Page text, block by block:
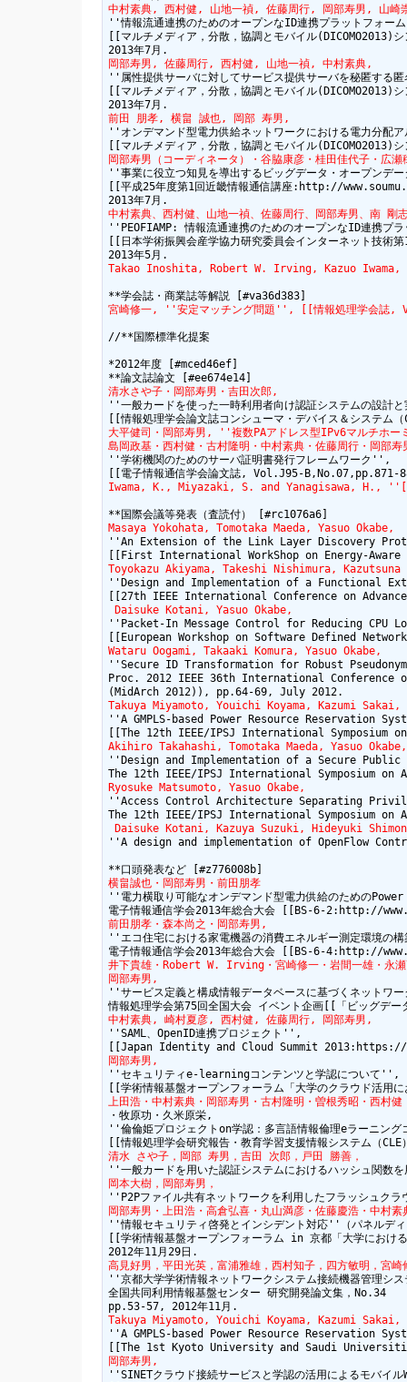
中村素典, 西村健, 山地一禎, 佐藤周行, 岡部寿男, 山崎
''情報流通連携のためのオープンなID連携プラットフォー
[[マルチメディア，分散，協調とモバイル
岡部寿男, 佐藤周行, 西村健, 山地一禎, 中村素典,
''属性提供サーバに対してサービス提供サーバを秘匿する
[[マルチメディア，分散，協調とモバイル
前田 朋孝, 横畠 誠也, 岡部 寿男,
''オンデマンド型電力供給ネットワークにおける電力分配
岡部寿男（コーディネータ）・谷脇康彦・桂田佳代子・広
''事業に役立つ知見を導出するビッグデータ・オープンデ
[[平成25年度第1回近畿情報通信講座:http://
中村素典、西村健、山地一禎、佐藤周行、岡部寿男、南 剛
''PEOFIAMP: 情報流通連携のためのオープンなID連携プ
[[日本学術振興会産学協力研究委員会インターネッ
Takao Inoshita, Robert W. Irving, Kazuo
宮崎修一, ''安定マッチング問題'', [[情報処理学会
//**国際標準化提案
*2012年度 [#mced46ef]
清水さや子・岡部寿男・吉田次郎,
''一般カードを使った一時利用者向け認証システムの設計
大平健司・岡部寿男, ''複数PAアドレス型IPv6マルチホ
島岡政基・西村健・古村隆明・中村素典・佐藤周行・岡部
''学術機関のためのサーバ証明書発行フレームワーク'',
Iwama, K., Miyazaki, S. and Yanagisawa, H.,
Masaya Yokohata, Tomotaka Maeda, Yasuo Okabe,
''An Extension of the Link Layer Discovery
Toyokazu Akiyama, Takeshi Nishimura,
''Design and Implementation of a Functional
Daisuke Kotani, Yasuo Okabe,
''Packet-In Message Control for Reducing CPU
Wataru Oogami, Takaaki Komura, Yasuo Okabe,
''Secure ID Transformation for Robust
Proc. 2012 IEEE 36th International Conference
Takuya Miyamoto, Youichi Koyama, Kazumi Sakai,
''A GMPLS-based Power Resource Reservation
Akihiro Takahashi, Tomotaka Maeda, Yasuo Okabe,
''Design and Implementation of a Secure
Ryosuke Matsumoto, Yasuo Okabe,
''Access Control Architecture Separating
Daisuke Kotani, Kazuya Suzuki, Hideyuki
''A design and implementation of OpenFlow
横畠誠也・岡部寿男・前田朋孝
''電力横取り可能なオンデマンド型電力供給のための
前田朋孝・森本尚之・岡部寿男,
''エコ住宅における家電機器の消費エネルギー測定環境の
井下貴雄・Robert W. Irving・宮崎修一・岩間一雄・永
岡部寿男,
''サービス定義と構成情報データベースに基づくネットワ
中村素典, 崎村夏彦, 西村健, 佐藤周行, 岡部寿男,
''SAML、OpenID連携プロジェクト'',
岡部寿男,
''セキュリティe-learningコンテンツと学認につい
上田浩・中村素典・岡部寿男・古村隆明・曽根秀昭・西村
・牧原功・久米原栄,
''倫倫姫プロジェクトon学認：多言語情報倫理eラーニン
清水 さや子，岡部 寿男，吉田 次郎，戸田 勝善，
岡本大樹，岡部寿男，
岡部寿男・上田浩・高倉弘喜・丸山満彦・佐藤慶浩・中村
''情報セキュリティ啓発とインシデント対応''（パネルデ
[[学術情報基盤オープンフォーラム in 京都「大学に
高見好男，平田光英，富浦雅雄，西村知子，四方敏明，宮
''京都大学学術情報ネットワークシステム接続機器管理シ
全国共同利用情報基盤センター 研究開発論文集，No.34
Takuya Miyamoto, Youichi Koyama, Kazumi Sakai,
''A GMPLS-based Power Resource Reservation
岡部寿男,
''SINETクラウド接続サービスと学認の活用によるモバイ